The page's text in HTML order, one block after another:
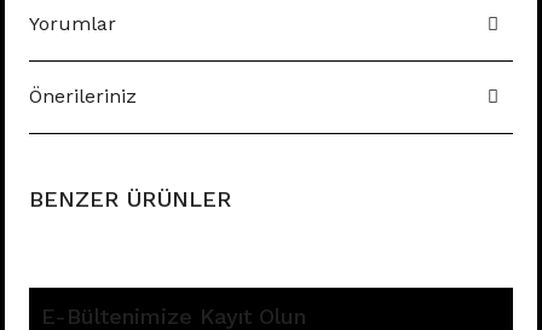
Yorumlar
Önerileriniz
BENZER ÜRÜNLER
E-Bültenimize Kayıt Olun